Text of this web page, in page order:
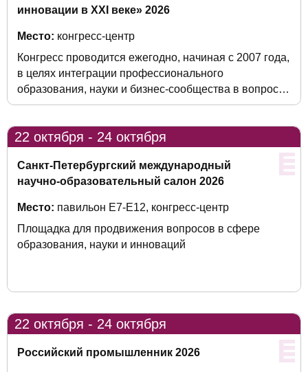
инновации в XXI веке» 2026
Место: конгресс-центр
Конгресс проводится ежегодно, начиная с 2007 года,
в целях интеграции профессионального
образования, науки и бизнес-сообщества в вопросах
подготовки профессиональных кадров, научной и
Санкт-Петербурга как крупного научно-
образовательного центра в интересах обеспечения
конкурентоспособности национальной экономики.
22 октября - 24 октября
Санкт-Петербургский международный
научно-образовательный салон 2026
Место: павильон Е7-Е12, конгресс-центр
Площадка для продвижения вопросов в сфере
образования, науки и инноваций
22 октября - 24 октября
Российский промышленник 2026